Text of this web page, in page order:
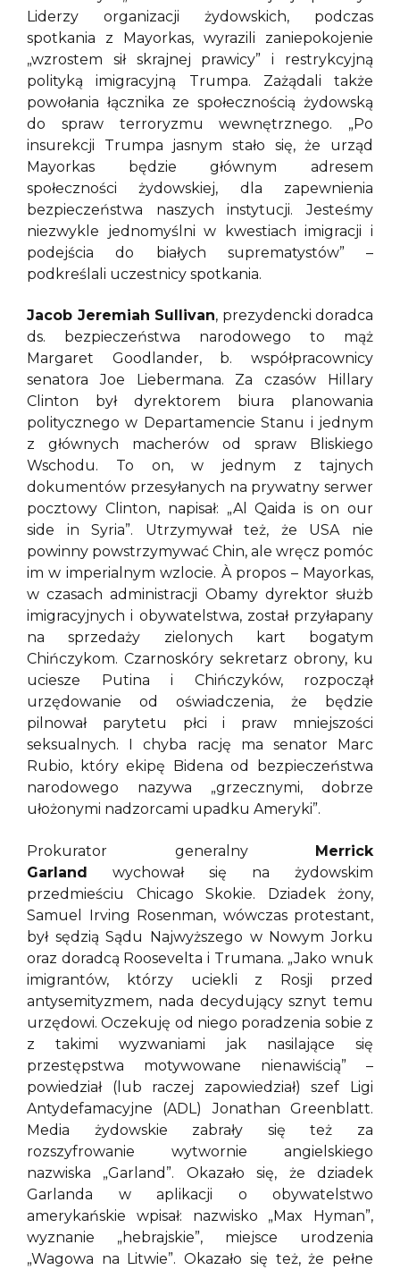
Liderzy organizacji żydowskich, podczas
spotkania z Mayorkas, wyrazili zaniepokojenie
„wzrostem sił skrajnej prawicy” i restrykcyjną
polityką imigracyjną Trumpa. Zażądali także
powołania łącznika ze społecznością żydowską
do spraw terroryzmu wewnętrznego. „Po
insurekcji Trumpa jasnym stało się, że urząd
Mayorkas będzie głównym adresem
społeczności żydowskiej, dla zapewnienia
bezpieczeństwa naszych instytucji. Jesteśmy
niezwykle jednomyślni w kwestiach imigracji i
podejścia do białych suprematystów” –
podkreślali uczestnicy spotkania.
Jacob Jeremiah Sullivan, prezydencki doradca
ds. bezpieczeństwa narodowego to mąż
Margaret Goodlander, b. współpracownicy
senatora Joe Liebermana. Za czasów Hillary
Clinton był dyrektorem biura planowania
politycznego w Departamencie Stanu i jednym
z głównych macherów od spraw Bliskiego
Wschodu. To on, w jednym z tajnych
dokumentów przesyłanych na prywatny serwer
pocztowy Clinton, napisał: „Al Qaida is on our
side in Syria”. Utrzymywał też, że USA nie
powinny powstrzymywać Chin, ale wręcz pomóc
im w imperialnym wzlocie. À propos – Mayorkas,
w czasach administracji Obamy dyrektor służb
imigracyjnych i obywatelstwa, został przyłapany
na sprzedaży zielonych kart bogatym
Chińczykom. Czarnoskóry sekretarz obrony, ku
uciesze Putina i Chińczyków, rozpoczął
urzędowanie od oświadczenia, że będzie
pilnował parytetu płci i praw mniejszości
seksualnych. I chyba rację ma senator Marc
Rubio, który ekipę Bidena od bezpieczeństwa
narodowego nazywa „grzecznymi, dobrze
ułożonymi nadzorcami upadku Ameryki”.
Prokurator generalny Merrick
Garland wychował się na żydowskim
przedmieściu Chicago Skokie. Dziadek żony,
Samuel Irving Rosenman, wówczas protestant,
był sędzią Sądu Najwyższego w Nowym Jorku
oraz doradcą Roosevelta i Trumana. „Jako wnuk
imigrantów, którzy uciekli z Rosji przed
antysemityzmem, nada decydujący sznyt temu
urzędowi. Oczekuję od niego poradzenia sobie z
z takimi wyzwaniami jak nasilające się
przestępstwa motywowane nienawiścią” –
powiedział (lub raczej zapowiedział) szef Ligi
Antydefamacyjne (ADL) Jonathan Greenblatt.
Media żydowskie zabrały się też za
rozszyfrowanie wytwornie angielskiego
nazwiska „Garland”. Okazało się, że dziadek
Garlanda w aplikacji o obywatelstwo
amerykańskie wpisał: nazwisko „Max Hyman”,
wyznanie „hebrajskie”, miejsce urodzenia
„Wagowa na Litwie”. Okazało się też, że pełne